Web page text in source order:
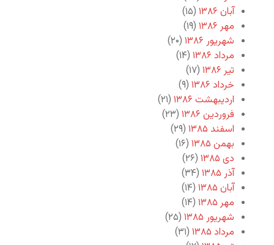
آبان ۱۳۸۶
(۱۵)
مهر ۱۳۸۶
(۱۹)
شهریور ۱۳۸۶
(۲۰)
مرداد ۱۳۸۶
(۱۴)
تیر ۱۳۸۶
(۱۷)
خرداد ۱۳۸۶
(۹)
اردیبهشت ۱۳۸۶
(۲۱)
فروردین ۱۳۸۶
(۲۳)
اسفند ۱۳۸۵
(۲۹)
بهمن ۱۳۸۵
(۱۶)
دی ۱۳۸۵
(۲۶)
آذر ۱۳۸۵
(۳۴)
آبان ۱۳۸۵
(۱۴)
مهر ۱۳۸۵
(۱۴)
شهریور ۱۳۸۵
(۲۵)
مرداد ۱۳۸۵
(۳۱)